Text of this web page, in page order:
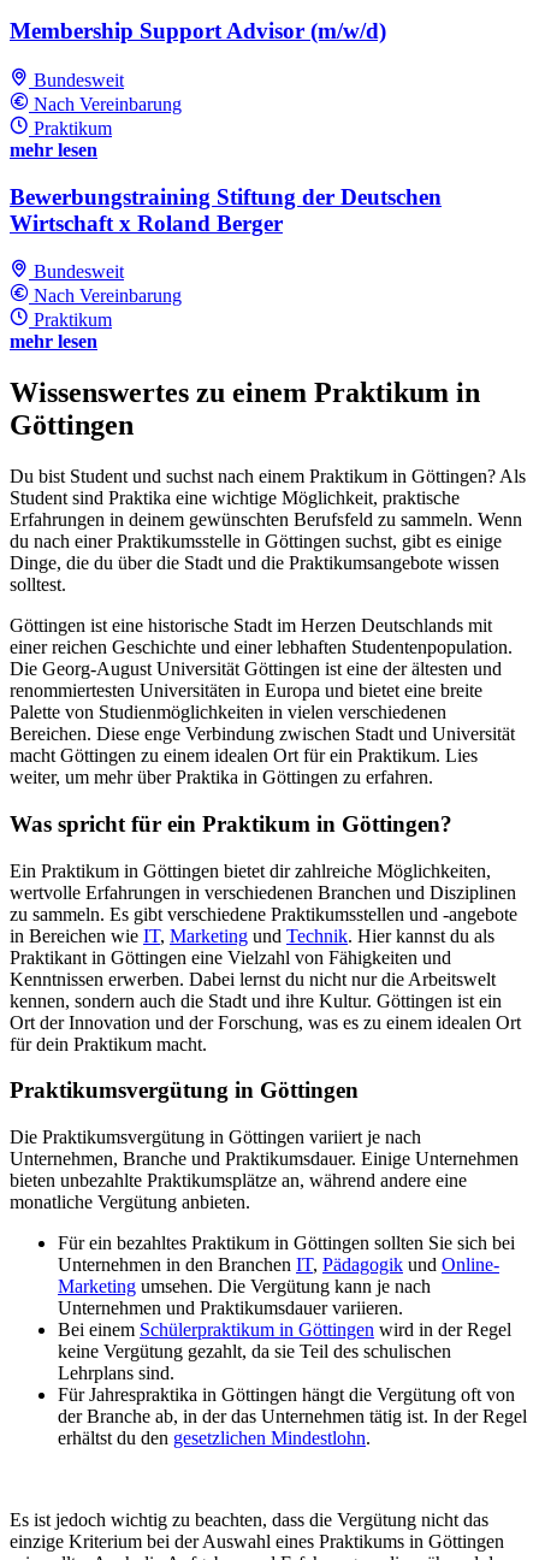
Membership Support Advisor (m/w/d)
Bundesweit
Nach Vereinbarung
Praktikum
mehr lesen
Bewerbungstraining Stiftung der Deutschen
Wirtschaft x Roland Berger
Bundesweit
Nach Vereinbarung
Praktikum
mehr lesen
Wissenswertes zu einem Praktikum in
Göttingen
Du bist Student und suchst nach einem Praktikum in Göttingen? Als
Student sind Praktika eine wichtige Möglichkeit, praktische
Erfahrungen in deinem gewünschten Berufsfeld zu sammeln. Wenn
du nach einer Praktikumsstelle in Göttingen suchst, gibt es einige
Dinge, die du über die Stadt und die Praktikumsangebote wissen
solltest.
Göttingen ist eine historische Stadt im Herzen Deutschlands mit
einer reichen Geschichte und einer lebhaften Studentenpopulation.
Die Georg-August Universität Göttingen ist eine der ältesten und
renommiertesten Universitäten in Europa und bietet eine breite
Palette von Studienmöglichkeiten in vielen verschiedenen
Bereichen. Diese enge Verbindung zwischen Stadt und Universität
macht Göttingen zu einem idealen Ort für ein Praktikum. Lies
weiter, um mehr über Praktika in Göttingen zu erfahren.
Was spricht für ein Praktikum in Göttingen?
Ein Praktikum in Göttingen bietet dir zahlreiche Möglichkeiten,
wertvolle Erfahrungen in verschiedenen Branchen und Disziplinen
zu sammeln. Es gibt verschiedene Praktikumsstellen und -angebote
in Bereichen wie IT, Marketing und Technik. Hier kannst du als
Praktikant in Göttingen eine Vielzahl von Fähigkeiten und
Kenntnissen erwerben. Dabei lernst du nicht nur die Arbeitswelt
kennen, sondern auch die Stadt und ihre Kultur. Göttingen ist ein
Ort der Innovation und der Forschung, was es zu einem idealen Ort
für dein Praktikum macht.
Praktikumsvergütung in Göttingen
Die Praktikumsvergütung in Göttingen variiert je nach
Unternehmen, Branche und Praktikumsdauer. Einige Unternehmen
bieten unbezahlte Praktikumsplätze an, während andere eine
monatliche Vergütung anbieten.
Für ein bezahltes Praktikum in Göttingen sollten Sie sich bei
Unternehmen in den Branchen IT, Pädagogik und Online-
Marketing umsehen. Die Vergütung kann je nach
Unternehmen und Praktikumsdauer variieren.
Bei einem Schülerpraktikum in Göttingen wird in der Regel
keine Vergütung gezahlt, da sie Teil des schulischen
Lehrplans sind.
Für Jahrespraktika in Göttingen hängt die Vergütung oft von
der Branche ab, in der das Unternehmen tätig ist. In der Regel
erhältst du den gesetzlichen Mindestlohn.
Es ist jedoch wichtig zu beachten, dass die Vergütung nicht das
einzige Kriterium bei der Auswahl eines Praktikums in Göttingen